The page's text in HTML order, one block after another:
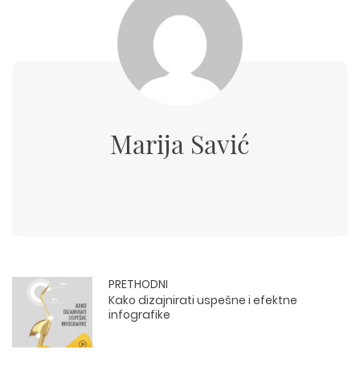
Marija Savić
PRETHODNI
Kako dizajnirati uspešne i efektne
infografike